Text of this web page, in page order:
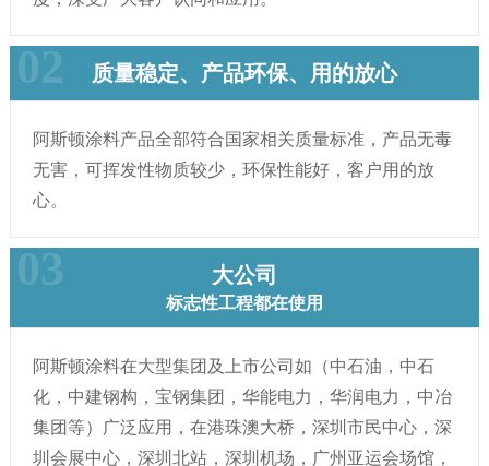
质量稳定、产品环保、用的放心
阿斯顿涂料产品全部符合国家相关质量标准，产品无毒
无害，可挥发性物质较少，环保性能好，客户用的放
心。
大公司
标志性工程都在使用
阿斯顿涂料在大型集团及上市公司如（中石油，中石
化，中建钢构，宝钢集团，华能电力，华润电力，中冶
集团等）广泛应用，在港珠澳大桥，深圳市民中心，深
圳会展中心，深圳北站，深圳机场，广州亚运会场馆，